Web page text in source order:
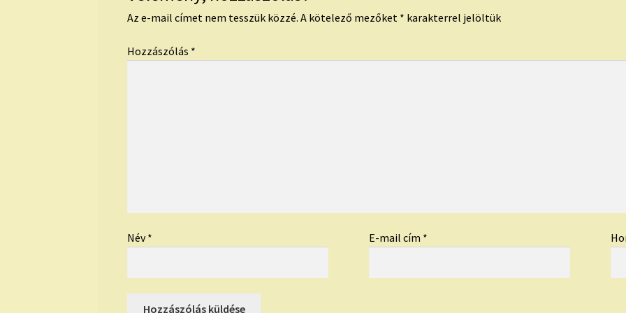
Az e-mail címet nem tesszük közzé. A kötelező mezőket * karakterrel jelöltük
Hozzászólás *
Név* E-mail cím *